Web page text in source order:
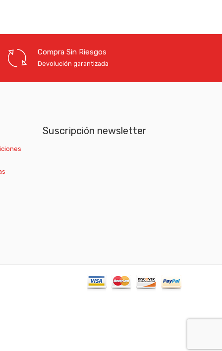
Compra Sin Riesgos
Devolución garantizada
Suscripción newsletter